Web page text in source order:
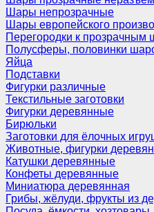
Шары непрозрачные
Шары европейского
Перегородки к прозрачным
Полусферы, половинки
Яйца
Подставки
Фигурки различные
Текстильные заготовки
Фигурки деревянные
Бирюльки
Заготовки для ёлочных
Животные, фигурки
Катушки деревянные
Конфеты деревянные
Миниатюра деревянная
Грибы, жёлуди, фрукты из